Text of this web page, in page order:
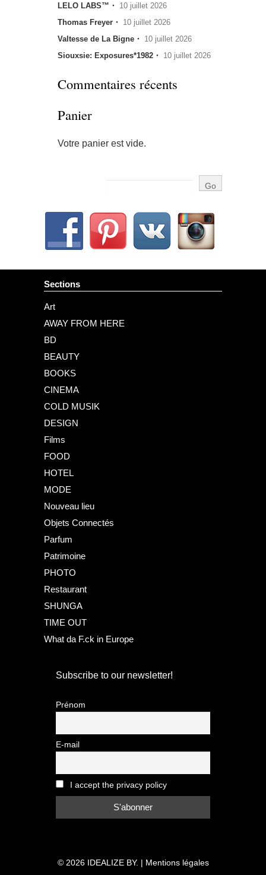
LELO LABS™・ 10 juillet 2026
Thomas Freyer・ 10 juillet 2026
Valtesse de La Bigne・ 10 juillet 2026
Siouxsie: Exposures*1982・ 10 juillet 2026
Commentaires récents
Panier
Votre panier est vide.
Sections
Art
AWAY FROM HERE
BD
BEAUTY
BOOKS
CINEMA
COLD MUSIK
DESIGN
Films
FOOD
HOTEL
MODE
Nouveau lieu
Objets Connectés
Parfum
Patrimoine
PHOTO
Restaurant
SHUNGA
TIME OUT
What da F.ck in Europe
Subscribe to our newsletter!
Prénom
E-mail
I accept the privacy policy
© 2026 IDEALIZE BY. | Mentions légales